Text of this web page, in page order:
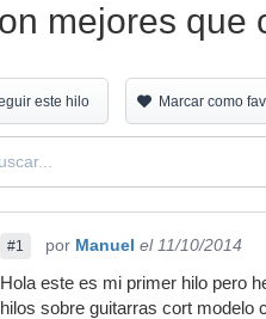
mejores que
este hilo Marcar como
#1 por Manuel el 11/10/2014
Hola este es mi primer hilo pero
hilos sobre guitarras cort modelo